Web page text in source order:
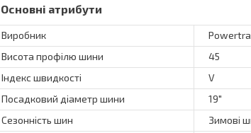
Основні атрибути
Виробник
Висота профілю шини
45
Індекс швидкості
V
Посадковий діаметр шини
19"
Сезонність шин
Зимові